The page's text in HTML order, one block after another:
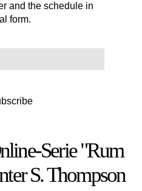
and the schedule in
form.
Serie "Rum
S. Thompson